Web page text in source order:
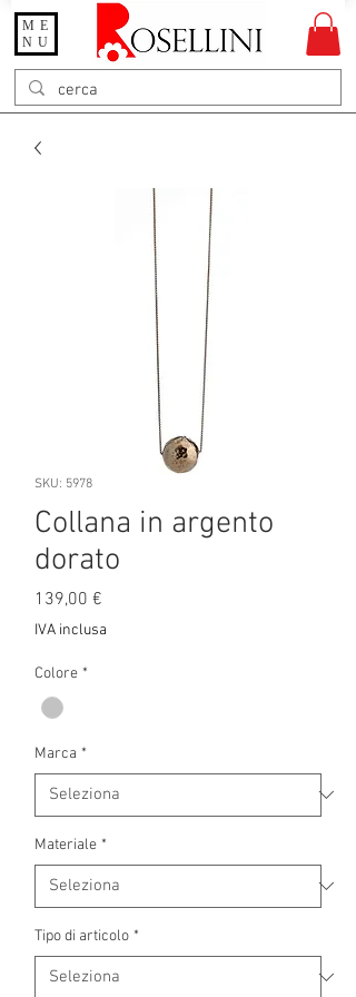
Gioielleria Rosellini
Rosellini online
ME
NU
SKU: 5978
Collana in argento
dorato
139,00 €
IVA inclusa
Colore *
Marca *
Materiale *
Tipo di articolo *